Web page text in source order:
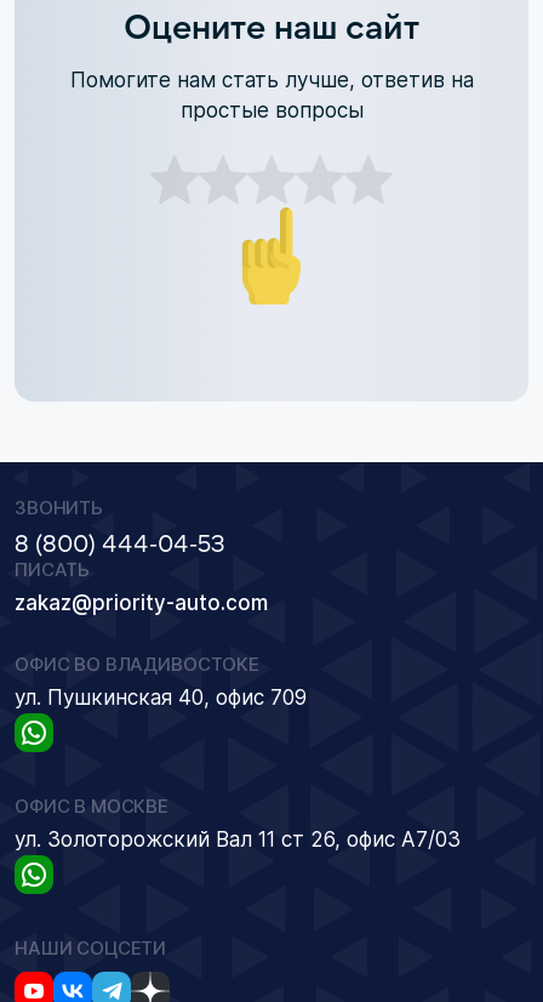
Оцените наш сайт
Помогите нам стать лучше, ответив на
простые вопросы
ЗВОНИТЬ
8 (800) 444-04-53
ПИСАТЬ
zakaz@priority-auto.com
ОФИС ВО ВЛАДИВОСТОКЕ
ул. Пушкинская 40, офис 709
ОФИС В МОСКВЕ
ул. Золоторожский Вал 11 ст 26, офис А7/03
НАШИ СОЦСЕТИ